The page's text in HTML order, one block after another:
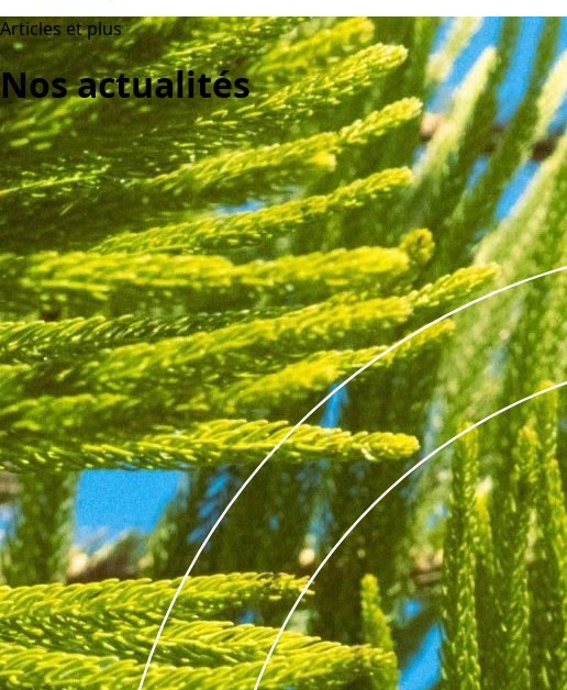
Articles et plus
Nos actualités